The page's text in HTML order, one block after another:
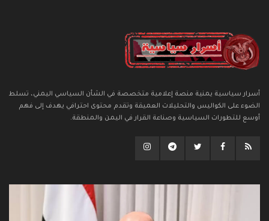
أسرار سياسية يمنية منصة إعلامية متخصصة في الشأن السياسي اليمني، تسلط
الضوء على الكواليس والتحليلات العميقة وتقدم محتوى احترافي يهدف إلى فهم
أوسع للتطورات السياسية وصناعة القرار في اليمن والمنطقة.